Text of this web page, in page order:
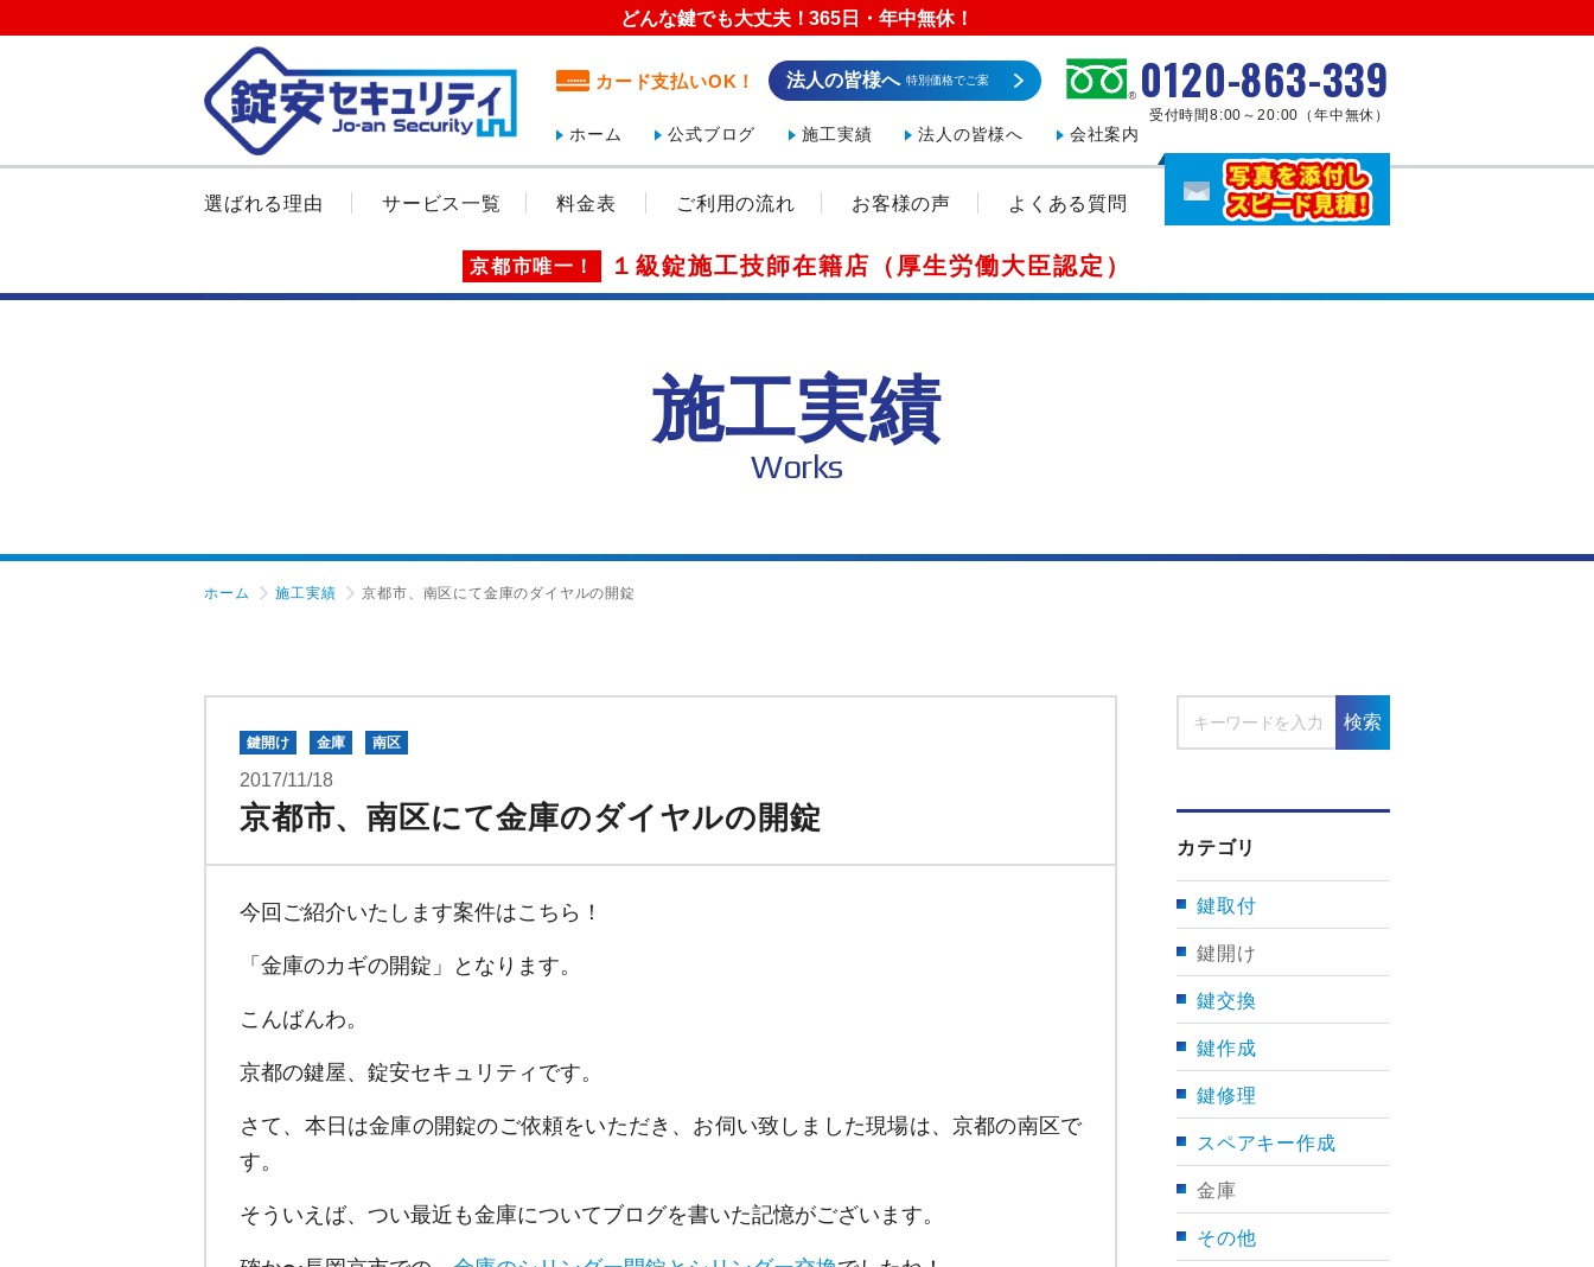
どんな鍵でも大丈夫！365日・年中無休！
ホーム 公式ブログ 施工実績 法人の皆様へ 会社案内
カード支払いOK！ 法人の皆様へ 特別価格でご案 0120-863-339
受付時間8:00～20:00（年中無休）
京都市唯一！ １級錠施工技師在籍店（厚生労働大臣認定）
選ばれる理由 サービス一覧 料金表 ご利用の流れ お客様の声 よくある質問
施工実績
Works
ホーム 施工実績 京都市、南区にて金庫のダイヤルの開錠
鍵開け 金庫 南区
2017/11/18
京都市、南区にて金庫のダイヤルの開錠
今回ご紹介いたします案件はこちら！
「金庫のカギの開錠」となります。
こんばんわ。
京都の鍵屋、錠安セキュリティです。
さて、本日は金庫の開錠のご依頼をいただき、お伺い致しました現場は、京都の南区で
す。
そういえば、つい最近も金庫についてブログを書いた記憶がございます。
検索
カテゴリ
鍵取付
鍵開け
鍵交換
鍵作成
鍵修理
スペアキー作成
金庫
その他